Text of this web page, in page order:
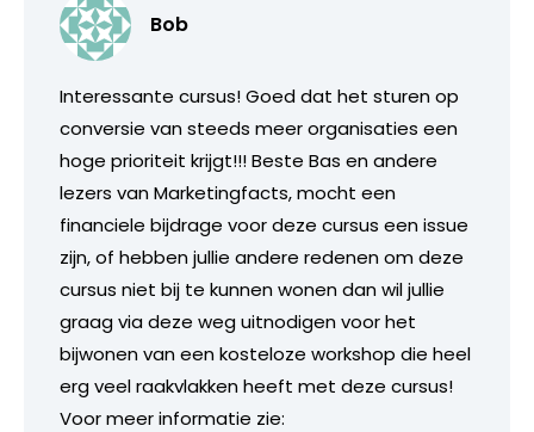
Bob
Interessante cursus! Goed dat het sturen op
conversie van steeds meer organisaties een
hoge prioriteit krijgt!!! Beste Bas en andere
lezers van Marketingfacts, mocht een
financiele bijdrage voor deze cursus een issue
zijn, of hebben jullie andere redenen om deze
cursus niet bij te kunnen wonen dan wil jullie
graag via deze weg uitnodigen voor het
bijwonen van een kosteloze workshop die heel
erg veel raakvlakken heeft met deze cursus!
Voor meer informatie zie: